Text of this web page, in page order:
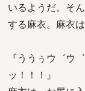
いるようだ。そ
する麻衣。麻衣
『ううぅウ゛ウ
ッ！！！』